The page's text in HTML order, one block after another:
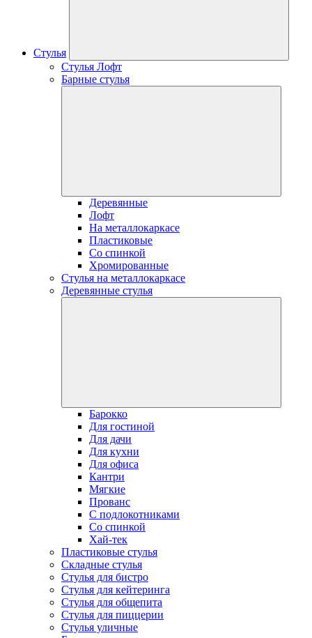
Стулья
Стулья Лофт
Барные стулья
Деревянные
Лофт
На металлокаркасе
Пластиковые
Со спинкой
Хромированные
Стулья на металлокаркасе
Деревянные стулья
Барокко
Для гостиной
Для дачи
Для кухни
Для офиса
Кантри
Мягкие
Прованс
С подлокотниками
Со спинкой
Хай-тек
Пластиковые стулья
Складные стулья
Стулья для бистро
Стулья для кейтеринга
Стулья для общепита
Стулья для пиццерии
Стулья уличные